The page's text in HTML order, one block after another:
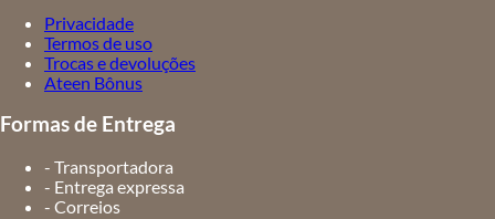
Privacidade
Termos de uso
Trocas e devoluções
Ateen Bônus
Formas de Entrega
- Transportadora
- Entrega expressa
- Correios